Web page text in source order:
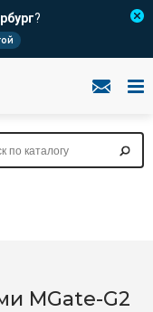
?
MGate-G2